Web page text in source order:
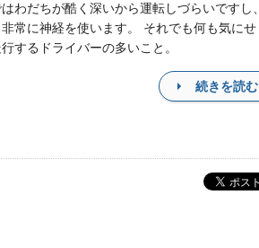
わだちが酷く深いから運転しづらいですし、
常に神経を使います。 それでも何も気にせ
するドライバーの多いこと。
続きを読む